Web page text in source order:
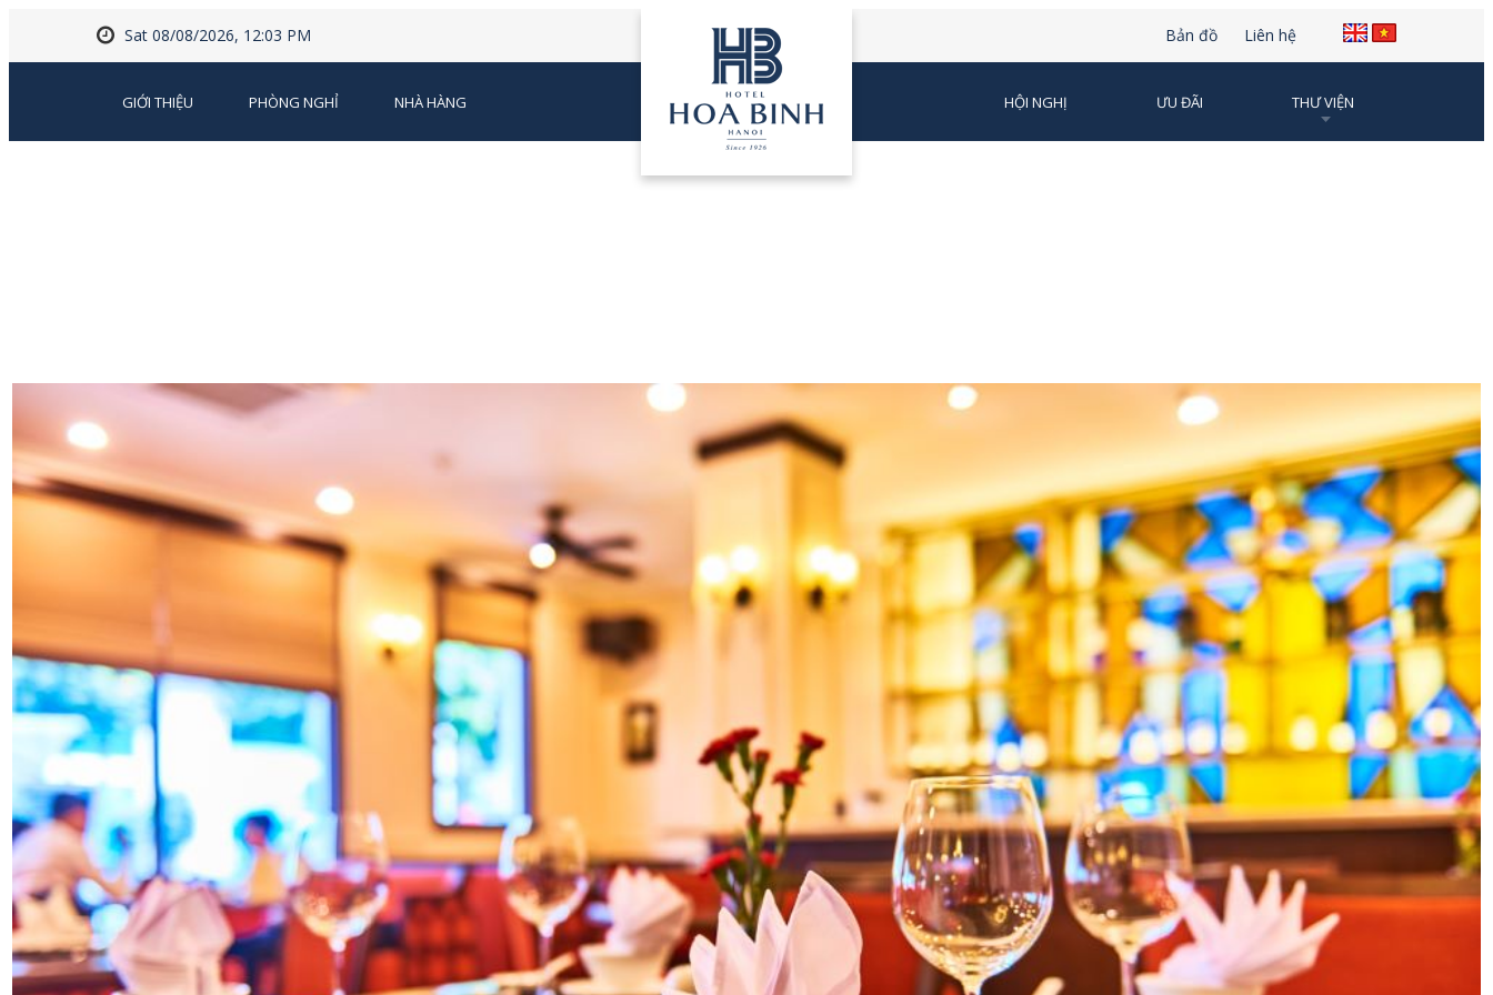
Sat 08/08/2026, 12:03 PM Bản đồ Liên hệ
GIỚI THIỆU PHÒNG NGHỈ NHÀ HÀNG HỘI NGHỊ ƯU ĐÃI THƯ VIỆN